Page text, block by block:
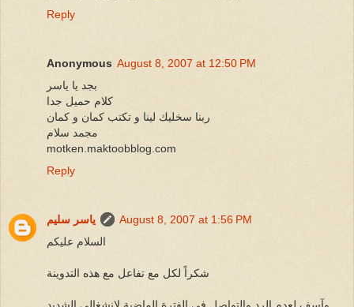
Reply
Anonymous August 8, 2007 at 12:50 PM
بجد يا ياسر
كلام حميل جدا
ربنا سخليك لينا و تكتب كمان و كمان
مجمد سلام
motken.maktoobblog.com
Reply
ياسر سليم
August 8, 2007 at 1:56 PM
السلام عليكم
شكراً لكل مع تفاعل مع هذه التدوينة